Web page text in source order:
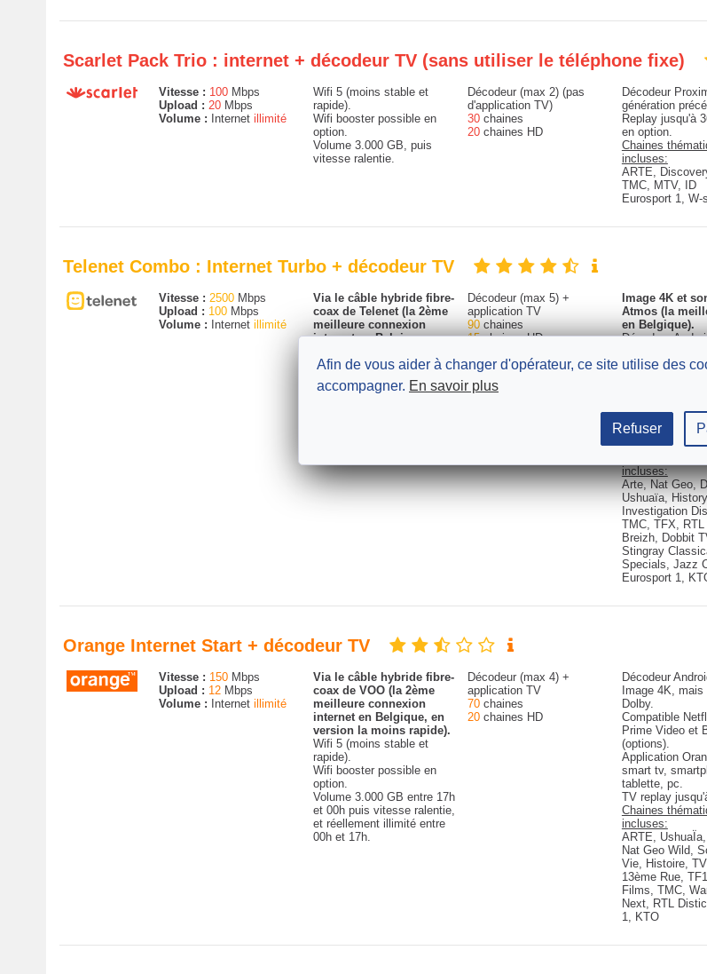
Scarlet Pack Trio : internet + décodeur TV (sans utiliser le téléphone fixe)
Vitesse : 100Mbps
Upload : 20Mbps
Volume :
Internet illimité
Wifi 5 (moins stable et
rapide).
Wifi booster possible en
option.
Volume 3.000 GB, puis
vitesse ralentie.
Décodeur (max 2) (pas
d'application TV)
30chaines
20chaines HD
Décodeur
génération
Replay jusqu'à
en option.
Chaines
incluses:
ARTE,
TMC, MTV, ID
Eurosport 1, W-
Telenet Combo : Internet Turbo + décodeur TV
Vitesse : 2500Mbps
Upload : 100Mbps
Volume :
Internet illimité
Via le câble hybride fibre-
coax de Telenet (la 2ème
meilleure connexion
internet en Belgique, en
Wifi 6 (plus stable et rapide).
Wifi booster possible en
option.
Décodeur (max 5) +
application TV
90chaines
15chaines HD
Image 4K et
Atmos (la
en Belgique).
Décodeur
Video, Disney+,
smartphone,
Replay jusqu'à
incluses:
Arte, Nat Geo,
Ushuaïa,
Investigation
TMC, TFX,
Breizh, Dobbit
Stingray
Specials, Jazz
Eurosport 1,
Orange Internet Start + décodeur TV
Vitesse : 150Mbps
Upload : 12Mbps
Volume :
Internet illimité
Via le câble hybride fibre-
coax de VOO (la 2ème
meilleure connexion
internet en Belgique, en
version la moins rapide).
Wifi 5 (moins stable et
rapide).
Wifi booster possible en
option.
Volume 3.000 GB entre 17h
et 00h puis vitesse ralentie,
et réellement illimité entre
00h et 17h.
Décodeur (max 4) +
application TV
70chaines
20chaines HD
Décodeur
Image 4K,
Dolby.
Compatible
Prime Video et
(options).
Application
smart tv,
tablette, pc.
TV replay
Chaines
incluses:
ARTE,
Nat Geo Wild,
Vie, Histoire,
13ème Rue,
Films, TMC,
Next, RTL
1, KTO
Afin de vous aider à changer d'opérateur, ce site utilise des
accompagner. En savoir plus
Refuser